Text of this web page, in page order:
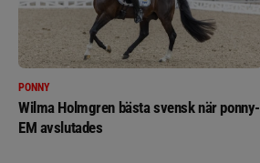
PONNY
Wilma Holmgren bästa svensk när ponny-
EM avslutades